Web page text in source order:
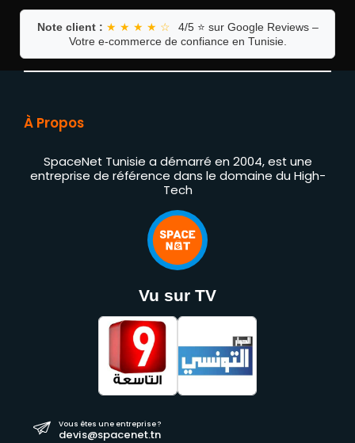
Note client : ★ ★ ★ ★ ☆
4/5 ⭐ sur Google Reviews –
Votre e-commerce de confiance en Tunisie.
À Propos
SpaceNet Tunisie a démarré en 2004, est une
entreprise de référence dans le domaine du High-
Tech
Vu sur TV
Vous êtes une entreprise ?
devis@spacenet.tn